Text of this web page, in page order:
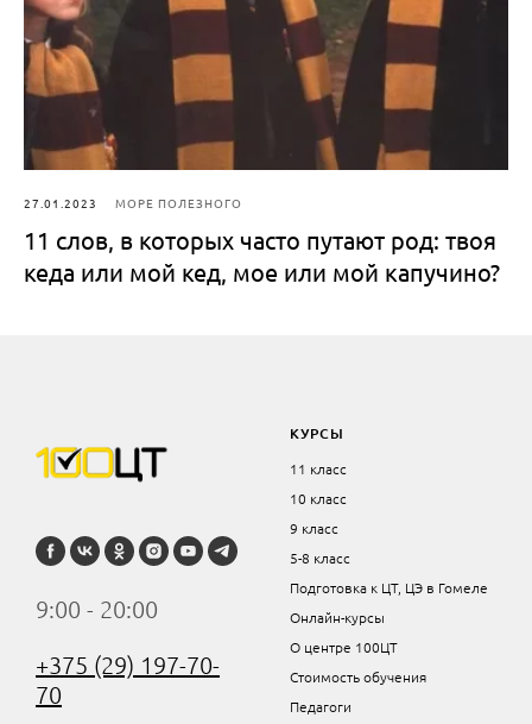
27.01.2023 МОРЕ ПОЛЕЗНОГО
11 слов, в которых часто путают род: твоя
кеда или мой кед, мое или мой капучино?
9:00 - 20:00
+375 (29) 197-70-
70
КУРСЫ
11 класс
10 класс
9 класс
5-8 класс
Подготовка к ЦТ, ЦЭ в Гомеле
Онлайн-курсы
О центре 100ЦТ
Стоимость обучения
Педагоги